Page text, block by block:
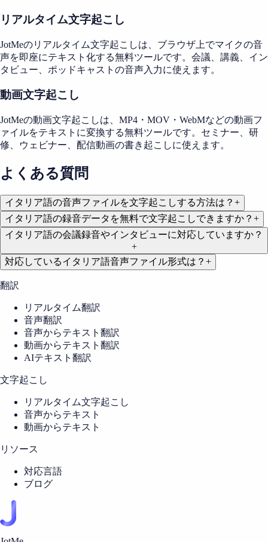
リアルタイム文字起こし
JotMeのリアルタイム文字起こしは、ブラウザ上でマイクの音
声を即座にテキスト化する無料ツールです。会議、講義、イン
タビュー、ポッドキャストの音声入力に使えます。
動画文字起こし
JotMeの動画文字起こしは、MP4・MOV・WebMなどの動画フ
ァイルをテキストに変換する無料ツールです。セミナー、研
修、ウェビナー、配信動画の書き起こしに使えます。
よくある質問
イタリア語の音声ファイルを文字起こしする方法は？ +
イタリア語の録音データを無料で文字起こしできますか？ +
イタリア語の会議録音やインタビューに対応していますか？
+
対応しているイタリア語音声ファイル形式は？ +
翻訳
リアルタイム翻訳
音声翻訳
音声からテキスト翻訳
動画からテキスト翻訳
AIテキスト翻訳
文字起こし
リアルタイム文字起こし
音声からテキスト
動画からテキスト
リソース
対応言語
ブログ